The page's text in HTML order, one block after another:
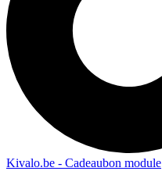
Kivalo.be - Cadeaubon module